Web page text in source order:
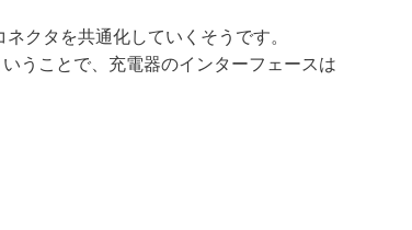
クタを共通化していくそうです。
うことで、充電器のインターフェースは